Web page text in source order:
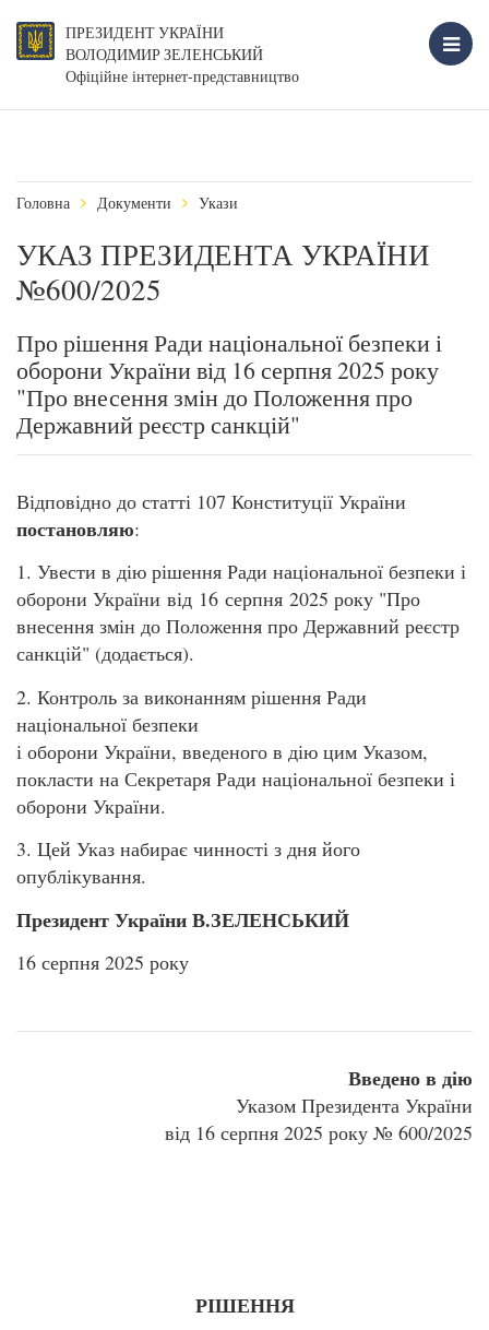
ПРЕЗИДЕНТ УКРАЇНИ
ВОЛОДИМИР ЗЕЛЕНСЬКИЙ
Офіційне інтернет-представництво
Головна Документи Укази
УКАЗ ПРЕЗИДЕНТА УКРАЇНИ
№600/2025
Про рішення Ради національної безпеки і
оборони України від 16 серпня 2025 року
"Про внесення змін до Положення про
Державний реєстр санкцій"
Відповідно до статті 107 Конституції України
постановляю:
1. Увести в дію рішення Ради національної безпеки і
оборони України від 16 серпня 2025 року "Про
внесення змін до Положення про Державний реєстр
санкцій" (додається).
2. Контроль за виконанням рішення Ради
національної безпеки
і оборони України, введеного в дію цим Указом,
покласти на Секретаря Ради національної безпеки і
оборони України.
3. Цей Указ набирає чинності з дня його
опублікування.
Президент України В.ЗЕЛЕНСЬКИЙ
16 серпня 2025 року
Введено в дію
Указом Президента України
від 16 серпня 2025 року № 600/2025
РІШЕННЯ